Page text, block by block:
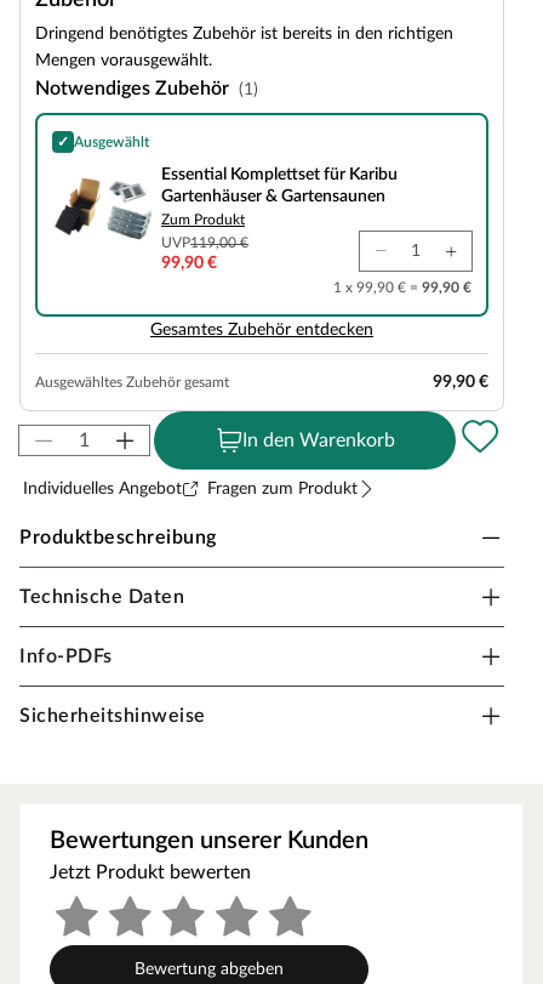
Dringend benötigtes Zubehör ist bereits in den richtigen
Mengen vorausgewählt.
Notwendiges Zubehör (1)
✓ Ausgewählt
Essential Komplettset für Karibu Gartenhäuser & Gartensaunen
Essential Komplettset für Karibu
Gartenhäuser & Gartensaunen
Zum Produkt
UVP119,00 €
99,90 €
1 x 99,90 € = 99,90 €
Gesamtes Zubehör entdecken
Ausgewähltes Zubehör gesamt 99,90 €
In den Warenkorb
Individuelles Angebot Fragen zum Produkt
Produktbeschreibung
KARIBU Saunahaus Hytti 3 SET
Hochwertige Materialien und attraktives Design sorgen
und Harz sowie geringe Splittergefahr zeichnen
Fichtenholz als ideales Saunaholz aus. Die gute
Wärmespeicherkapazität bewirkt, dass hohe
Temperaturen lange bewahrt und dosiert abgegeben
werden. Das vollkommen natürliche Erlebnis einer
Technische Daten
Info-PDFs
Sicherheitshinweise
Bewertungen unserer Kunden
Jetzt Produkt bewerten
Bewertung abgeben